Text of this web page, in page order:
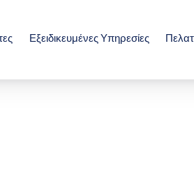
γραφείο
Εξειδικευμένες Υπηρεσίες